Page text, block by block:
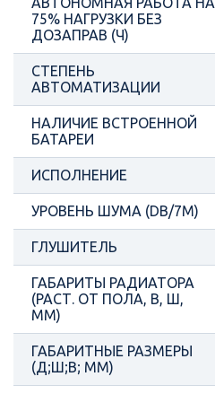
75% НАГРУЗКИ БЕЗ
ДОЗАПРАВ (Ч)
СТЕПЕНЬ
АВТОМАТИЗАЦИИ
НАЛИЧИЕ ВСТРОЕННОЙ
БАТАРЕИ
ИСПОЛНЕНИЕ
УРОВЕНЬ ШУМА (DB/7М)
ГЛУШИТЕЛЬ
ГАБАРИТЫ РАДИАТОРА
(РАСТ. ОТ ПОЛА, В, Ш,
ММ)
ГАБАРИТНЫЕ РАЗМЕРЫ
(Д;Ш;В; ММ)